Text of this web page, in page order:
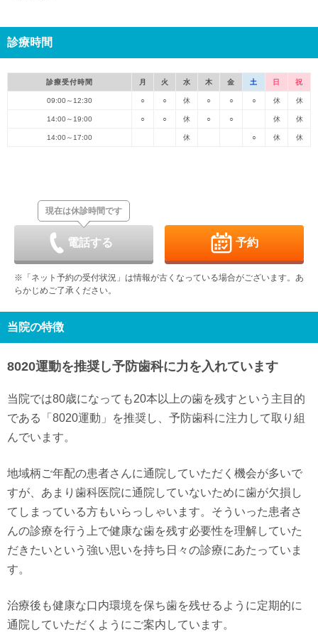
診療時間
診療受付時間 月 火 水 木 金 土 日 祝
09:00～12:30 ○ ○ 休 ○ ○ ○ 休 休
14:00～19:00 ○ ○ 休 ○ ○ 休 休
14:00～17:00 休 ○ 休 休
現在は休診時間です
電話する 予約
※「ネット予約の受付状況」は情報が古くなっている場合がございます。あ
らかじめご了承ください。
当院の特徴
8020運動を推奨し予防歯科に力を入れています
当院では80歳になっても20本以上の歯を残すという主目的
である「8020運動」を推奨し、予防歯科に注力して取り組
んでいます。
地域柄ご年配の患者さんに通院していただく機会が多いで
すが、あまり歯科医院に通院していないために歯が欠損し
てしまっている方もいらっしゃいます。そういった患者さ
んの診療を行う上で健康な歯を残す必要性を理解していた
だきたいという強い思いを持ち日々の診療にあたっていま
す。
治療後も健康な口内環境を保ち歯を残せるように定期的に
通院していただくようにご案内しています。